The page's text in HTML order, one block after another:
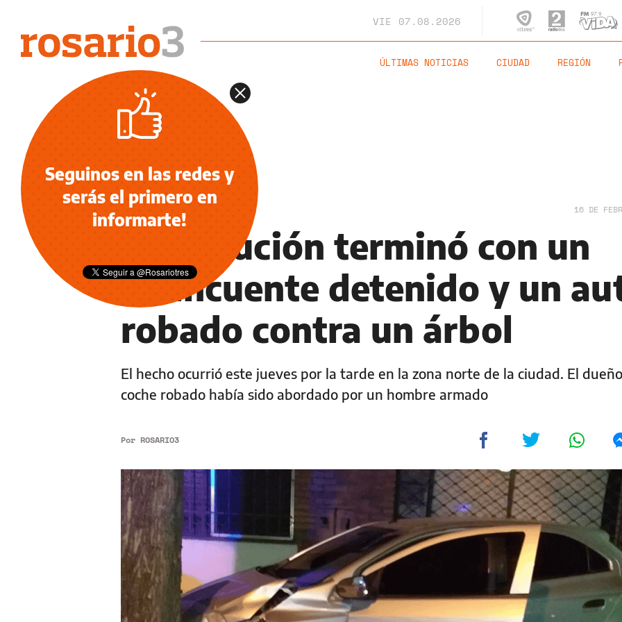
VIE 07.08.2026
ÚLTIMAS NOTICIAS CIUDAD REGIÓN
POLICIALES 16 DE
Persecución terminó con un
delincuente detenido y un
robado contra un árbol
El hecho ocurrió este jueves por la tarde en la zona norte de la ciudad. El
coche robado había sido abordado por un hombre armado
Por ROSARIO3
Seguinos en las redes y
serás el primero en
informarte!